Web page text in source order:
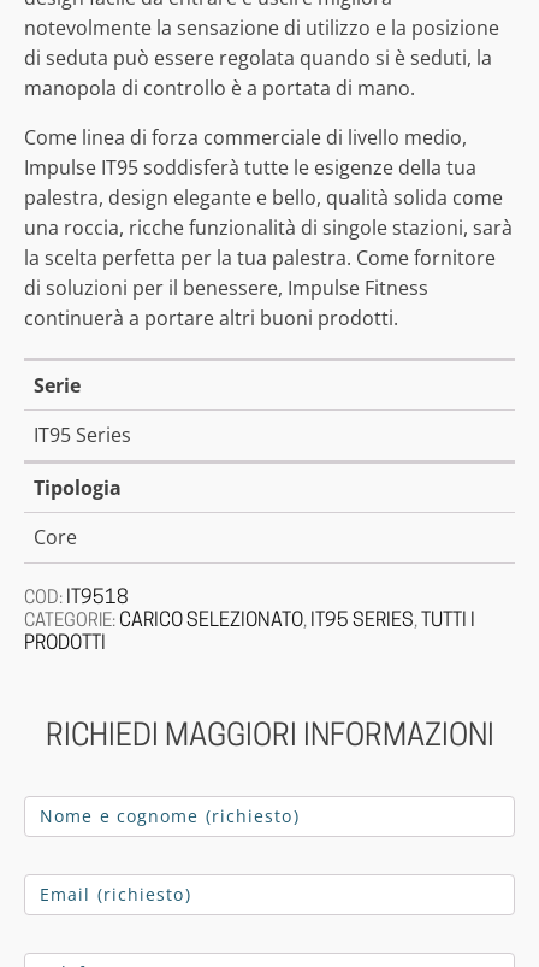
notevolmente la sensazione di utilizzo e la posizione
di seduta può essere regolata quando si è seduti, la
manopola di controllo è a portata di mano.
Come linea di forza commerciale di livello medio,
Impulse IT95 soddisferà tutte le esigenze della tua
palestra, design elegante e bello, qualità solida come
una roccia, ricche funzionalità di singole stazioni, sarà
la scelta perfetta per la tua palestra. Come fornitore
di soluzioni per il benessere, Impulse Fitness
continuerà a portare altri buoni prodotti.
Serie
IT95 Series
Tipologia
Core
COD: IT9518
CATEGORIE: CARICO SELEZIONATO, IT95 SERIES, TUTTI I
PRODOTTI
RICHIEDI MAGGIORI INFORMAZIONI